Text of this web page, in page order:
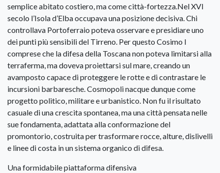
semplice abitato costiero, ma come città-fortezza.Nel XVI
secolo l’Isola d’Elba occupava una posizione decisiva. Chi
controllava Portoferraio poteva osservare e presidiare uno
dei punti più sensibili del Tirreno. Per questo Cosimo I
comprese che la difesa della Toscana non poteva limitarsi alla
terraferma, ma doveva proiettarsi sul mare, creando un
avamposto capace di proteggere le rotte e di contrastare le
incursioni barbaresche. Cosmopoli nacque dunque come
progetto politico, militare e urbanistico. Non fu il risultato
casuale di una crescita spontanea, ma una città pensata nelle
sue fondamenta, adattata alla conformazione del
promontorio, costruita per trasformare rocce, alture, dislivelli
e linee di costa in un sistema organico di difesa.
Una formidabile piattaforma difensiva